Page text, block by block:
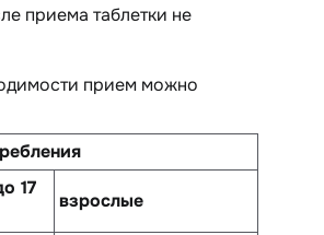
приема таблетки не
прием можно
17
взрослые